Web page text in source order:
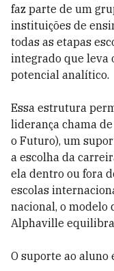
faz parte de um
instituições de
todas as etapas
integrado que leva
potencial analítico.
Essa estrutura
liderança chama de
o Futuro), um
a escolha da
ela dentro ou fora
escolas
nacional, o modelo
Alphaville
O suporte ao